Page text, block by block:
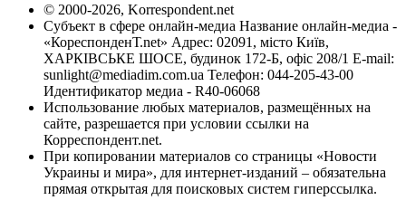
© 2000-2026, Korrespondent.net
Субъект в сфере онлайн-медиа Название онлайн-медиа -
«КореспонденТ.net» Адрес: 02091, місто Київ,
ХАРКІВСЬКЕ ШОСЕ, будинок 172-Б, офіс 208/1 E-mail:
sunlight@mediadim.com.ua Телефон: 044-205-43-00
Идентификатор медиа - R40-06068
Использование любых материалов, размещённых на
сайте, разрешается при условии ссылки на
Корреспондент.net.
При копировании материалов со страницы «Новости
Украины и мира», для интернет-изданий – обязательна
прямая открытая для поисковых систем гиперссылка.